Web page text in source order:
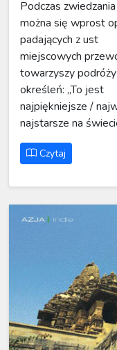
Podczas
można się wprost
padających z ust
miejscowych
towarzyszy podróży
określeń: „To jest
najpiękniejsze /
najstarsze na
Czytaj